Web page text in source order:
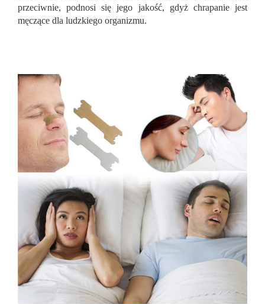
przeciwnie, podnosi się jego jakość, gdyż chrapanie jest
męczące dla ludzkiego organizmu.